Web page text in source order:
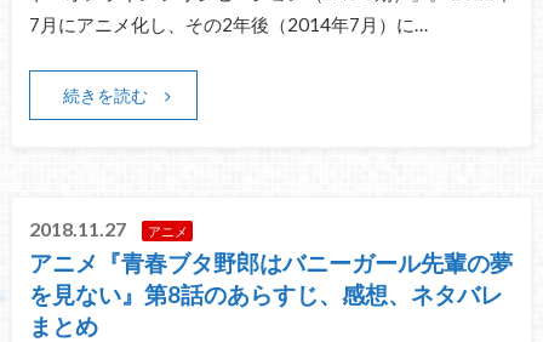
7月にアニメ化し、その2年後（2014年7月）に…
続きを読む
2018.11.27 アニメ
アニメ『青春ブタ野郎はバニーガール先輩の夢
を見ない』第8話のあらすじ、感想、ネタバレ
まとめ